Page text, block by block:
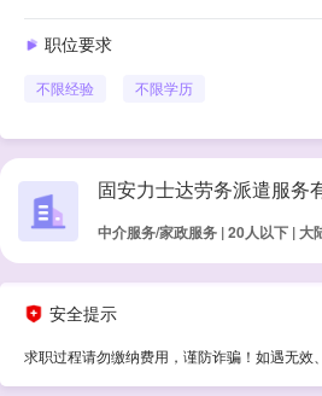
职位要求
不限经验 不限学历
固安力士达劳务派遣服务
中介服务/家政服务 | 20人以下 | 大
安全提示
求职过程请勿缴纳费用，谨防诈骗！如遇无